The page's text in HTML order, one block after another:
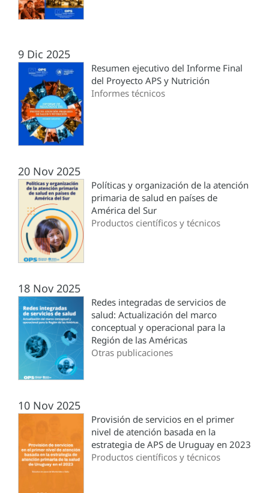
9 Dic 2025
Resumen ejecutivo del Informe Final
del Proyecto APS y Nutrición
Informes técnicos
20 Nov 2025
Políticas y organización de la atención
primaria de salud en países de
América del Sur
Productos científicos y técnicos
18 Nov 2025
Redes integradas de servicios de
salud: Actualización del marco
conceptual y operacional para la
Región de las Américas
Otras publicaciones
10 Nov 2025
Provisión de servicios en el primer
nivel de atención basada en la
estrategia de APS de Uruguay en 2023
Productos científicos y técnicos